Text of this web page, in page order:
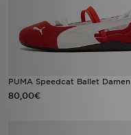
PUMA Speedcat Ballet Damen
80,00€